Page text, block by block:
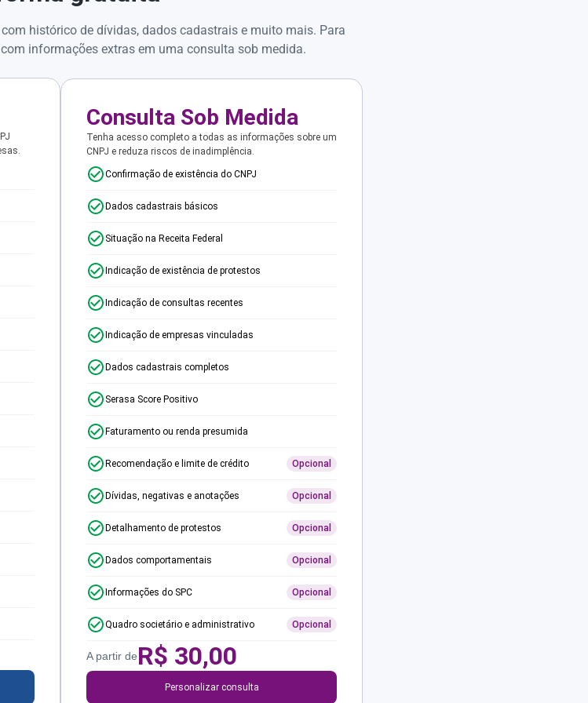
histórico de dívidas, dados cadastrais e muito mais. Para
informações extras em uma consulta sob medida.
Consulta Sob Medida
Tenha acesso completo a todas as informações sobre um
CNPJ e reduza riscos de inadimplência.
Confirmação de existência do CNPJ
Dados cadastrais básicos
Situação na Receita Federal
Indicação de existência de protestos
Indicação de consultas recentes
Indicação de empresas vinculadas
Dados cadastrais completos
Serasa Score Positivo
Faturamento ou renda presumida
Recomendação e limite de crédito Opcional
Dívidas, negativas e anotações Opcional
Detalhamento de protestos Opcional
Dados comportamentais Opcional
Informações do SPC Opcional
Quadro societário e administrativo Opcional
A partir deR$ 30,00
Personalizar consulta